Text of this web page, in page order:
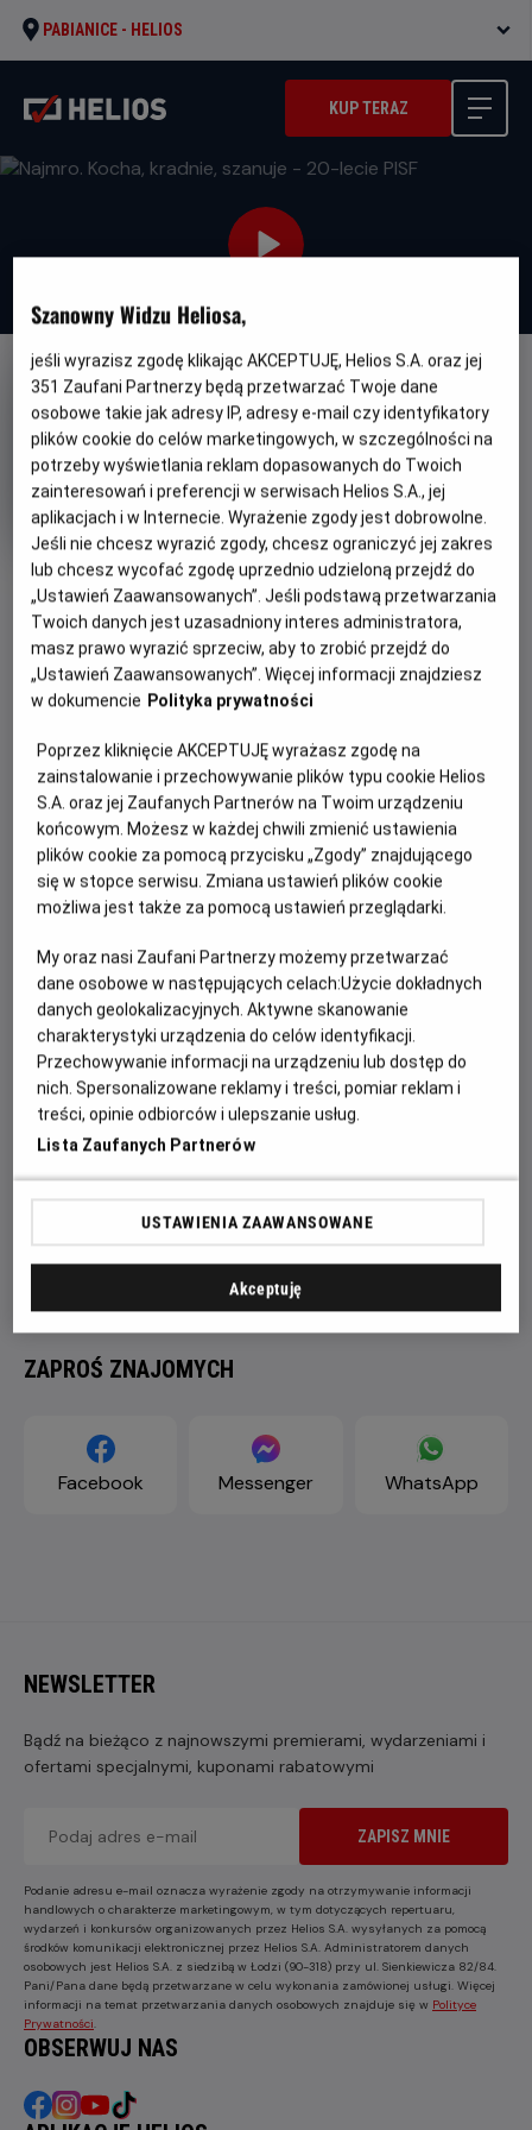
PABIANICE - HELIOS
KUP TERAZ
FILM POLSKI
OBSERWUJ
Najmro. Kocha, kradnie, szanuje
- 20-lecie PISF
Oryginalny
tytuł
Najmro. Kocha, kradnie, szanuje Gatunek
Akcja /
Kryminał
Minimalny
wiek
Od 15 lat
Czas
trwania
100 min
Kraj
i
rok
produkcji
Polska
PREMIERA
17 września 2021
Mateusz Rakowicz
Łukasz M. Maciejewski,
Mateusz Rakowicz
OBSADA
Dawid Ogrodnik, Robert Więckiewicz, Jakub Gierszał
WIĘCEJ SZCZEGÓŁÓW
Komedia akcji i kryminalne love story inspirowane
prawdziwą historią Zdzisława Najmrodzkiego, gwiazdora
przestępczego półświatka, który 29 razy wymknął się
władzom. „Najmro. Kocha, kradnie, szanuje” to
spektakularne filmowe widowisko i jeden z najdroższych
najlepsi aktorzy, m. in. Dawid Ogrodnik, Robert Więckiewicz
i Jakub Gierszał.
ZAPROŚ ZNAJOMYCH
Facebook Messenger WhatsApp
NEWSLETTER
Bądź na bieżąco z najnowszymi premierami, wydarzeniami i
ofertami specjalnymi, kuponami rabatowymi
ZAPISZ MNIE
Podanie adresu e-mail oznacza wyrażenie zgody na otrzymywanie informacji
handlowych o charakterze marketingowym, w tym dotyczących repertuaru,
wydarzeń i konkursów organizowanych przez Helios S.A. wysyłanych za pomocą
środków komunikacji elektronicznej przez Helios S.A. Administratorem danych
osobowych jest Helios S.A. z siedzibą w Łodzi (90-318) przy ul. Sienkiewicza 82/84.
Pani/Pana dane będą przetwarzane w celu wykonania zamówionej usługi. Więcej
informacji na temat przetwarzania danych osobowych znajduje się w Polityce
Prywatności
OBSERWUJ NAS
Szanowny Widzu Heliosa,
jeśli wyrazisz zgodę klikając AKCEPTUJĘ, Helios S.A. oraz jej
351 Zaufani Partnerzy będą przetwarzać Twoje dane
osobowe takie jak adresy IP, adresy e-mail czy identyfikatory
plików cookie do celów marketingowych, w szczególności na
potrzeby wyświetlania reklam dopasowanych do Twoich
zainteresowań i preferencji w serwisach Helios S.A., jej
aplikacjach i w Internecie. Wyrażenie zgody jest dobrowolne.
Jeśli nie chcesz wyrazić zgody, chcesz ograniczyć jej zakres
lub chcesz wycofać zgodę uprzednio udzieloną przejdź do
„Ustawień Zaawansowanych”. Jeśli podstawą przetwarzania
Twoich danych jest uzasadniony interes administratora,
masz prawo wyrazić sprzeciw, aby to zrobić przejdź do
„Ustawień Zaawansowanych”. Więcej informacji znajdziesz
w dokumencie Polityka prywatności
Poprzez kliknięcie AKCEPTUJĘ wyrażasz zgodę na
zainstalowanie i przechowywanie plików typu cookie Helios
S.A. oraz jej Zaufanych Partnerów na Twoim urządzeniu
końcowym. Możesz w każdej chwili zmienić ustawienia
plików cookie za pomocą przycisku „Zgody” znajdującego
się w stopce serwisu. Zmiana ustawień plików cookie
możliwa jest także za pomocą ustawień przeglądarki.
My oraz nasi Zaufani Partnerzy możemy przetwarzać
dane osobowe w następujących celach:Użycie dokładnych
danych geolokalizacyjnych. Aktywne skanowanie
charakterystyki urządzenia do celów identyfikacji.
Przechowywanie informacji na urządzeniu lub dostęp do
nich. Spersonalizowane reklamy i treści, pomiar reklam i
treści, opinie odbiorców i ulepszanie usług.
Lista Zaufanych Partnerów
USTAWIENIA ZAAWANSOWANE
Akceptuję